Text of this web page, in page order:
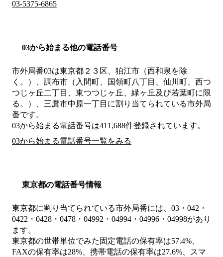
03-5375-6865
03から始まる他の電話番号
市外局番03は東京都２３区、狛江市（西和泉を除
く。）、調布市（入間町、国領町八丁目、仙川町、西つ
つじヶ丘二丁目、東つつじヶ丘、緑ヶ丘及び若葉町に限
る。）、三鷹市中原一丁目 に割り当てられている市外局
番です。
03から始まる電話番号は411,688件登録されています。
03から始まる電話番号一覧をみる
東京都の電話番号情報
東京都に割り当てられている市外局番には、03・042・
0422・0428・0478・04992・04994・04996・04998があり
ます。
東京都の世帯単位でみた固定電話の保有率は57.4%、
FAXの保有率は28%、携帯電話の保有率は27.6%、スマ